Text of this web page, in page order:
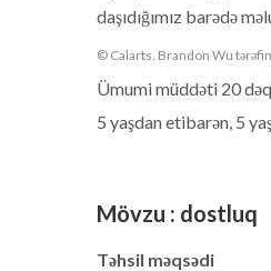
daşıdığımız barədə
© Calarts. Brandon Wu
Ümumi müddəti 20
5 yaşdan etibarən, 5
Mövzu : dostluq
Təhsil məqsədi